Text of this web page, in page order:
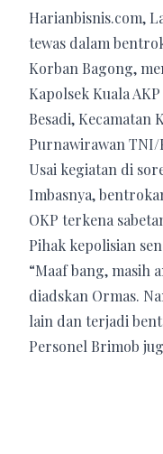
Harianbisnis.com,
tewas dalam
Korban Bagong,
Kapolsek Kuala
Besadi,
Purnawirawan TNI/
Usai kegiatan di
Imbasnya,
OKP terkena
Pihak kepolisian
“Maaf bang, masih
diadskan Ormas.
lain dan terjadi
Personel Brimob